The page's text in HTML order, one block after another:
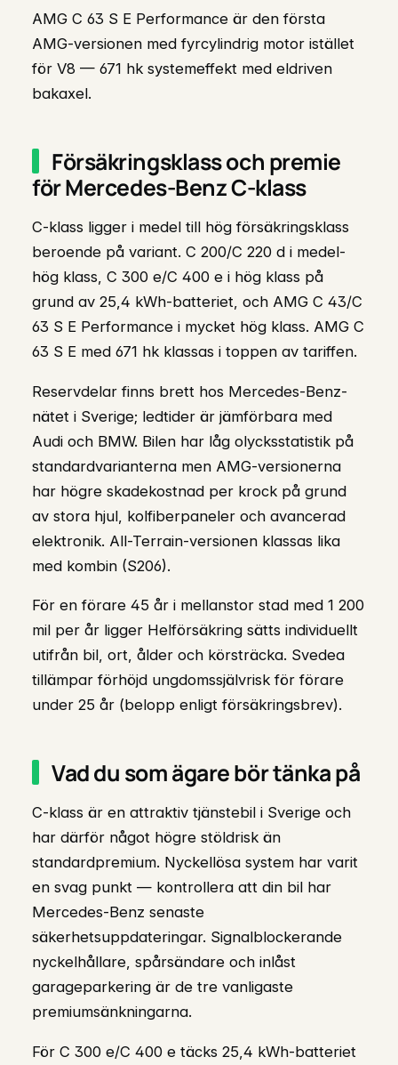
AMG C 63 S E Performance är den första
AMG-versionen med fyrcylindrig motor istället
för V8 — 671 hk systemeffekt med eldriven
bakaxel.
Försäkringsklass och premie
för Mercedes-Benz C-klass
C-klass ligger i medel till hög försäkringsklass
beroende på variant. C 200/C 220 d i medel-
hög klass, C 300 e/C 400 e i hög klass på
grund av 25,4 kWh-batteriet, och AMG C 43/C
63 S E Performance i mycket hög klass. AMG C
63 S E med 671 hk klassas i toppen av tariffen.
Reservdelar finns brett hos Mercedes-Benz-
nätet i Sverige; ledtider är jämförbara med
Audi och BMW. Bilen har låg olycksstatistik på
standardvarianterna men AMG-versionerna
har högre skadekostnad per krock på grund
av stora hjul, kolfiberpaneler och avancerad
elektronik. All-Terrain-versionen klassas lika
med kombin (S206).
För en förare 45 år i mellanstor stad med 1 200
mil per år ligger Helförsäkring sätts individuellt
utifrån bil, ort, ålder och körsträcka. Svedea
tillämpar förhöjd ungdomssjälvrisk för förare
under 25 år (belopp enligt försäkringsbrev).
Vad du som ägare bör tänka på
C-klass är en attraktiv tjänstebil i Sverige och
har därför något högre stöldrisk än
standardpremium. Nyckellösa system har varit
en svag punkt — kontrollera att din bil har
Mercedes-Benz senaste
säkerhetsuppdateringar. Signalblockerande
nyckelhållare, spårsändare och inlåst
garageparkering är de tre vanligaste
premiumsänkningarna.
För C 300 e/C 400 e täcks 25,4 kWh-batteriet